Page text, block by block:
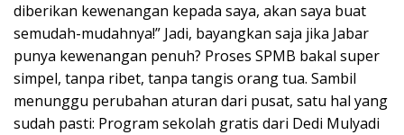
diberikan kewenangan kepada saya, akan saya buat
semudah-mudahnya!” Jadi, bayangkan saja jika Jabar
punya kewenangan penuh? Proses SPMB bakal super
simpel, tanpa ribet, tanpa tangis orang tua. Sambil
menunggu perubahan aturan dari pusat, satu hal yang
sudah pasti: Program sekolah gratis dari Dedi Mulyadi